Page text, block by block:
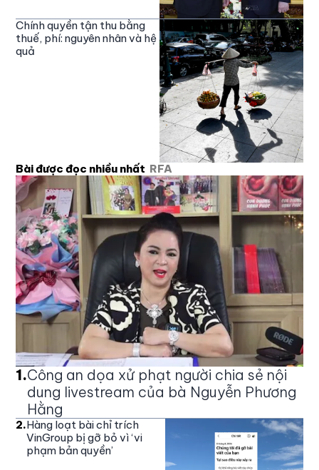
Chính quyền tận thu bằng
thuế, phí: nguyên nhân và hệ
quả
Bài được đọc nhiều nhất RFA
1.Công an dọa xử phạt người chia sẻ nội
dung livestream của bà Nguyễn Phương
Hằng
2.Hàng loạt bài chỉ trích
VinGroup bị gỡ bỏ vì ‘vi
phạm bản quyền’